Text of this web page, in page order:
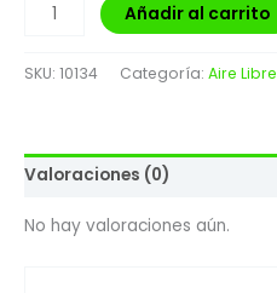
Añadir al carrito
SKU: 10134 Categoría: Aire Libre
Valoraciones (0)
No hay valoraciones aún.